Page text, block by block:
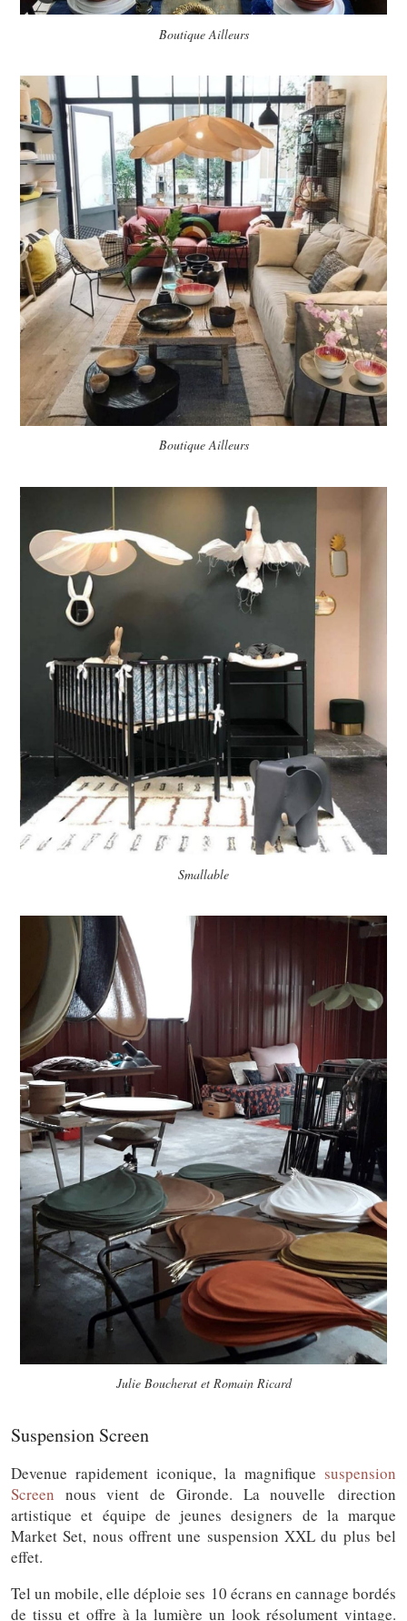
Boutique Ailleurs
Boutique Ailleurs
Smallable
Julie Boucherat et Romain Ricard
Suspension Screen
Devenue rapidement iconique, la magnifique suspension
Screen nous vient de Gironde. La nouvelle direction
artistique et équipe de jeunes designers de la marque
Market Set, nous offrent une suspension XXL du plus bel
effet.
Tel un mobile, elle déploie ses 10 écrans en cannage bordés
de tissu et offre à la lumière un look résolument vintage.